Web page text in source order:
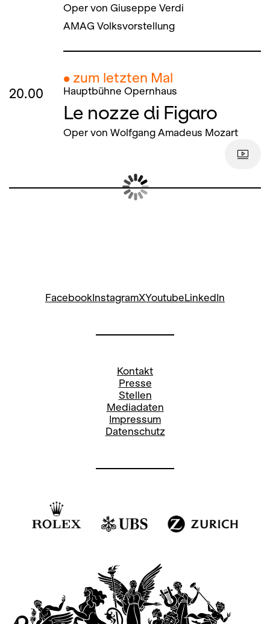
Oper von Giuseppe Verdi
AMAG Volksvorstellung
● zum letzten Mal
20.00
Hauptbühne Opernhaus
Le nozze di Figaro
Oper von Wolfgang Amadeus Mozart
FacebookInstagramXYoutubeLinkedIn
Kontakt
Presse
Stellen
Mediadaten
Impressum
Datenschutz